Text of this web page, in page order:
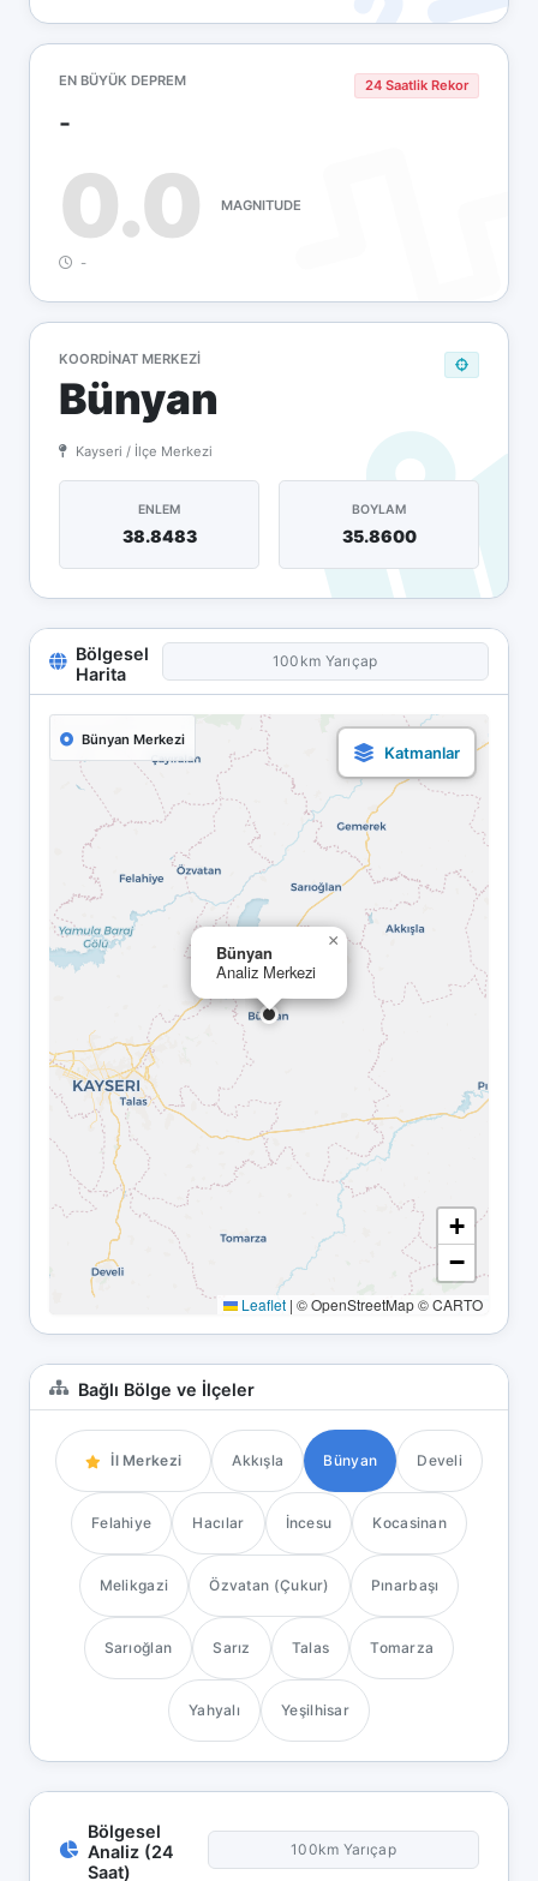
EN BÜYÜK DEPREM
-
24 Saatlik Rekor
0.0 MAGNITUDE
-
KOORDINAT MERKEZI
Bünyan
Kayseri / İlçe Merkezi
ENLEM
38.8483
BOYLAM
35.8600
Bölgesel
Harita
100km Yarıçap
Bünyan
Analiz Merkezi
×
+
−
Leaflet | © OpenStreetMap © CARTO
Bünyan Merkezi
Bağlı Bölge ve İlçeler
İl Merkezi Akkışla Bünyan Develi
Felahiye Hacılar İncesu Kocasinan
Melikgazi Özvatan (Çukur) Pınarbaşı
Sarıoğlan Sarız Talas Tomarza
Yahyalı Yeşilhisar
Bölgesel
Analiz (24
Saat)
100km Yarıçap